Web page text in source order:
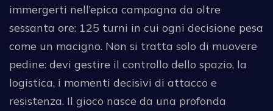
immergerti nell’epica campagna da oltre
sessanta ore: 125 turni in cui ogni decisione pesa
come un macigno. Non si tratta solo di muovere
pedine: devi gestire il controllo dello spazio, la
logistica, i momenti decisivi di attacco e
resistenza. Il gioco nasce da una profonda